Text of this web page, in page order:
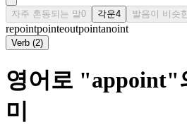
자주 혼동되는 말0 각운4 발음이 비슷
repointpointeoutpointanoint
Verb (2)
영어로 "appoint"
미